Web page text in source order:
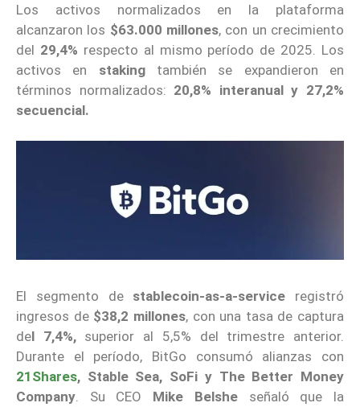
Los activos normalizados en la plataforma
alcanzaron los $63.000 millones, con un crecimiento
del 29,4% respecto al mismo período de 2025. Los
activos en stakingtambién se expandieron en
términos normalizados: 20,8% interanual y 27,2%
secuencial.
El segmento de stablecoin-as-a-service registró
ingresos de $38,2 millones, con una tasa de captura
del 7,4%,superior al 5,5% del trimestre anterior.
Durante el período, BitGo consumó alianzas con
21Shares, Stable Sea, SoFi y The Better Money
Company . Su CEO Mike Belsheseñaló que la